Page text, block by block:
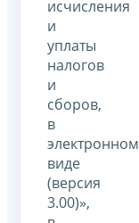
исчисления
и
уплаты
налогов
и
сборов,
в
электронном
виде
(версия
3.00)»,